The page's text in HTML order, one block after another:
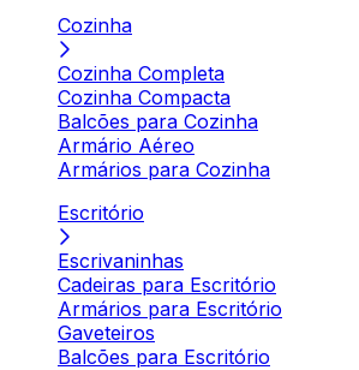
Cozinha
Cozinha Completa
Cozinha Compacta
Balcões para Cozinha
Armário Aéreo
Armários para Cozinha
Escritório
Escrivaninhas
Cadeiras para Escritório
Armários para Escritório
Gaveteiros
Balcões para Escritório